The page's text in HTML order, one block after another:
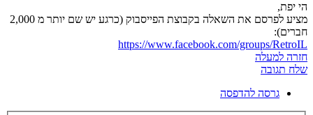
הי יפת,
מציע לפרסם את השאלה בקבוצת הפייסבוק (כרגע יש שם יותר מ 2,000
חברים):
https://www.facebook.com/groups/RetroIL
חזרה למעלה
שלח תגובה
גרסה להדפסה